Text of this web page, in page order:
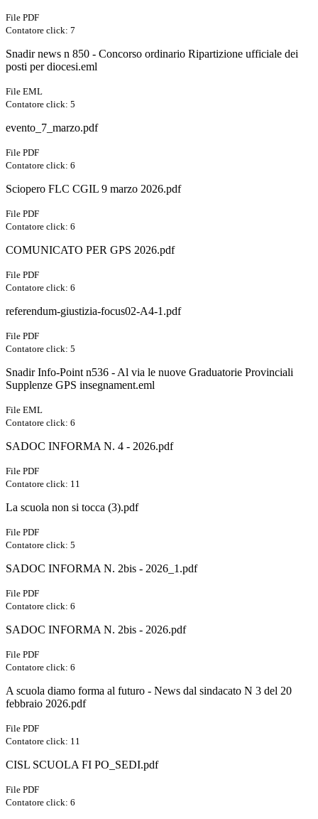
File PDF
Contatore click: 7
Snadir news n 850 - Concorso ordinario Ripartizione ufficiale dei
posti per diocesi.eml
File EML
Contatore click: 5
evento_7_marzo.pdf
File PDF
Contatore click: 6
Sciopero FLC CGIL 9 marzo 2026.pdf
File PDF
Contatore click: 6
COMUNICATO PER GPS 2026.pdf
File PDF
Contatore click: 6
referendum-giustizia-focus02-A4-1.pdf
File PDF
Contatore click: 5
Snadir Info-Point n536 - Al via le nuove Graduatorie Provinciali
Supplenze GPS insegnament.eml
File EML
Contatore click: 6
SADOC INFORMA N. 4 - 2026.pdf
File PDF
Contatore click: 11
La scuola non si tocca (3).pdf
File PDF
Contatore click: 5
SADOC INFORMA N. 2bis - 2026_1.pdf
File PDF
Contatore click: 6
SADOC INFORMA N. 2bis - 2026.pdf
File PDF
Contatore click: 6
A scuola diamo forma al futuro - News dal sindacato N 3 del 20
febbraio 2026.pdf
File PDF
Contatore click: 11
CISL SCUOLA FI PO_SEDI.pdf
File PDF
Contatore click: 6